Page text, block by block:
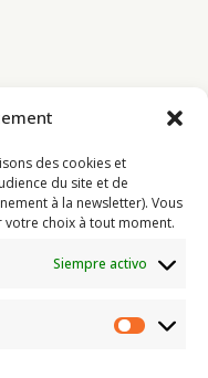
des cookies et
du site et de
à la newsletter). Vous
choix à tout moment.
Siempre activo